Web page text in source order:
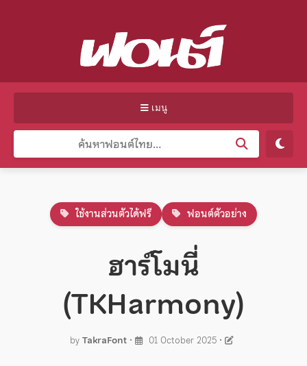
เมนู
ใช้งานส่วนตัวได้ฟรี ฟอนต์ตัวอย่าง
ฮาร์โมนี่
(TKHarmony)
byTakraFont • 01 October 2025 •